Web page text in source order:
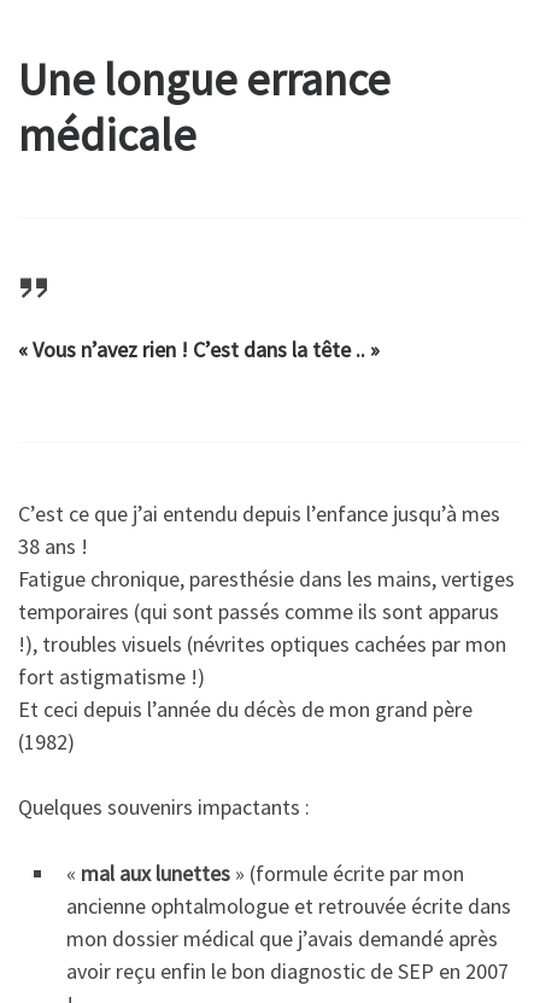
Une longue errance
médicale
« Vous n’avez rien ! C’est dans la tête .. »
C’est ce que j’ai entendu depuis l’enfance jusqu’à mes
38 ans !
Fatigue chronique, paresthésie dans les mains, vertiges
temporaires (qui sont passés comme ils sont apparus
!), troubles visuels (névrites optiques cachées par mon
fort astigmatisme !)
Et ceci depuis l’année du décès de mon grand père
(1982)
Quelques souvenirs impactants :
« mal aux lunettes » (formule écrite par mon
ancienne ophtalmologue et retrouvée écrite dans
mon dossier médical que j’avais demandé après
avoir reçu enfin le bon diagnostic de SEP en 2007